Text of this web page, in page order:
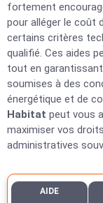
fortement
pour alléger le coût
certains critères
qualifié. Ces aides
tout en
soumises à des
énergétique et de
Habitat peut vous
maximiser vos
administratives
AIDE